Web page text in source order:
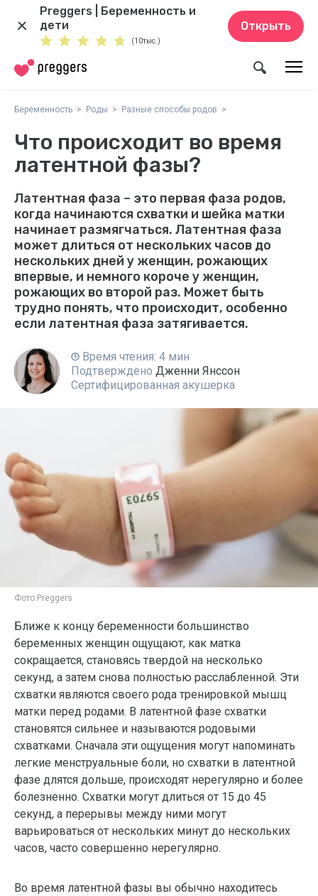
Preggers | Беременность и
дети
(10тыс.)
Открыть
Беременность Роды Разные способы родов
Что происходит во время
латентной фазы?
Латентная фаза – это первая фаза родов,
когда начинаются схватки и шейка матки
начинает размягчаться. Латентная фаза
может длиться от нескольких часов до
нескольких дней у женщин, рожающих
впервые, и немного короче у женщин,
рожающих во второй раз. Может быть
трудно понять, что происходит, особенно
если латентная фаза затягивается.
Время чтения: 4 мин
Подтверждено Дженни Янссон
Сертифицированная акушерка
Фото: Preggers
Ближе к концу беременности большинство
беременных женщин ощущают, как матка
сокращается, становясь твердой на несколько
секунд, а затем снова полностью расслабленной. Эти
схватки являются своего рода тренировкой мышц
матки перед родами. В латентной фазе схватки
становятся сильнее и называются родовыми
схватками. Сначала эти ощущения могут напоминать
легкие менструальные боли, но схватки в латентной
фазе длятся дольше, происходят нерегулярно и более
болезненно. Схватки могут длиться от 15 до 45
секунд, а перерывы между ними могут
варьироваться от нескольких минут до нескольких
часов, часто совершенно нерегулярно.
Во время латентной фазы вы обычно находитесь